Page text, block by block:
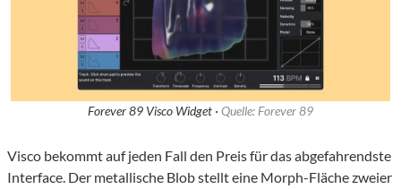
Forever 89 Visco Widget · Quelle: Forever 89
Visco bekommt auf jeden Fall den Preis für das abgefahrendste
Interface. Der metallische Blob stellt eine Morph-Fläche zweier